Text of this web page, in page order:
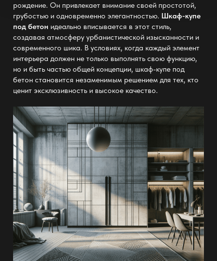
рождение. Он привлекает внимание своей простотой,
грубостью и одновременно элегантностью. Шкаф-купе
под бетон идеально вписывается в этот стиль,
создавая атмосферу урбанистической изысканности и
современного шика. В условиях, когда каждый элемент
интерьера должен не только выполнять свою функцию,
но и быть частью общей концепции, шкаф-купе под
бетон становится незаменимым решением для тех, кто
ценит эксклюзивность и высокое качество.